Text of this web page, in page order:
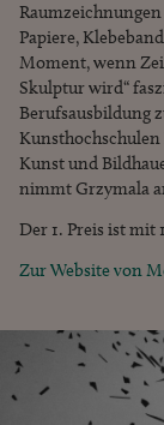
Papiere,
Moment, wenn
Skulptur wird“
Berufsausbildung
Kunst und
nimmt Grzymala
Der 1. Preis ist mit
Zur Website von